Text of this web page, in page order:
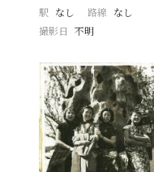
駅 なし 路線 なし
撮影日
不明